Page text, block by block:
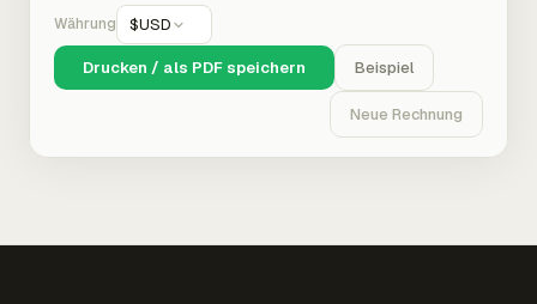
Währung $USD
Drucken / als PDF speichern Beispiel
Neue Rechnung